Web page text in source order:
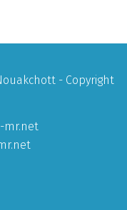
- Copyright
mr.net